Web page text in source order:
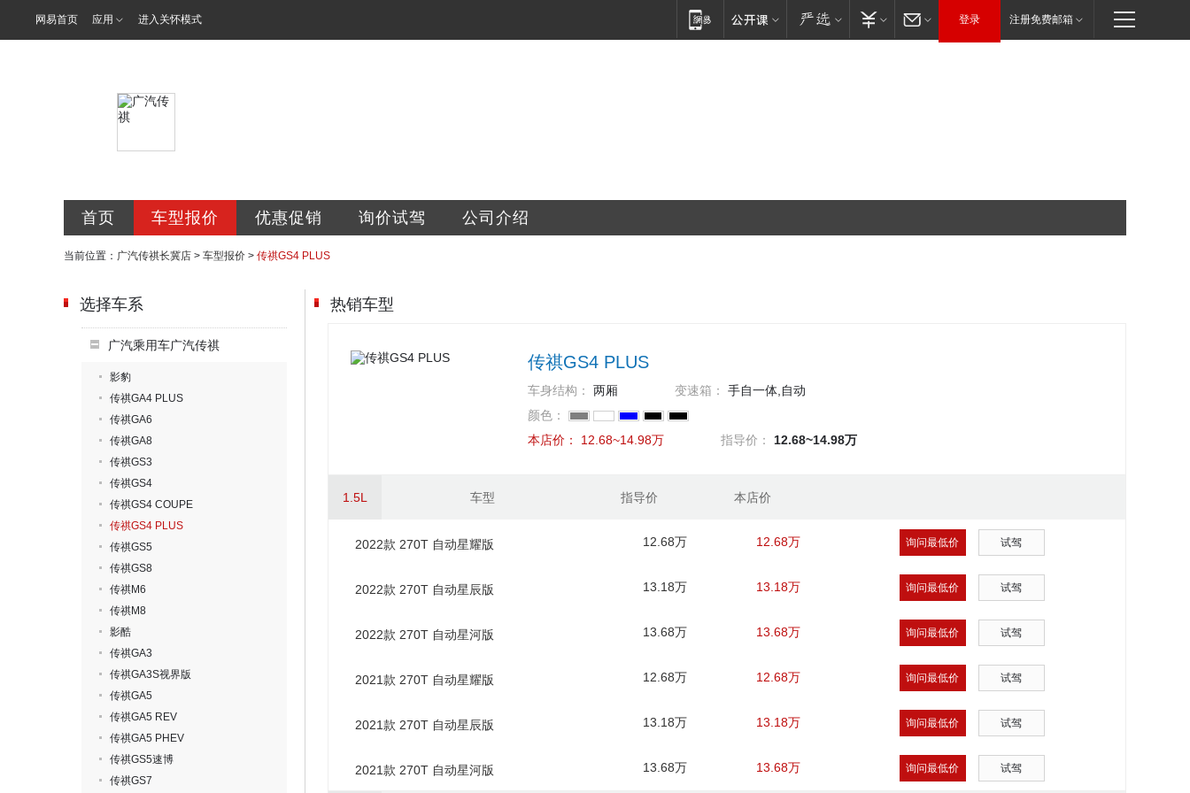
网易首页 应用 进入关怀模式 登录 注册免费邮箱
首页 车型报价 优惠促销 询价试驾 公司介绍
当前位置： 广汽传祺长冀店 > 车型报价 > 传祺GS4 PLUS
选择车系
广汽乘用车广汽传祺
影豹
传祺GA4 PLUS
传祺GA6
传祺GA8
传祺GS3
传祺GS4
传祺GS4 COUPE
传祺GS4 PLUS
传祺GS5
传祺GS8
传祺M6
传祺M8
影酷
传祺GA3
传祺GA3S视界版
传祺GA5
传祺GA5 REV
传祺GA5 PHEV
传祺GS5速博
传祺GS7
热销车型
传祺GS4 PLUS
车身结构： 两厢 变速箱：
手自一体,自动
颜色：
本店价：
12.68~14.98万 指导价： 12.68~14.98万
1.5L 车型 指导价 本店价
2022款 270T 自动星耀版 12.68万 12.68万 询问最低价 试驾
2022款 270T 自动星辰版 13.18万 13.18万 询问最低价 试驾
2022款 270T 自动星河版 13.68万 13.68万 询问最低价 试驾
2021款 270T 自动星耀版 12.68万 12.68万 询问最低价 试驾
2021款 270T 自动星辰版 13.18万 13.18万 询问最低价 试驾
2021款 270T 自动星河版 13.68万 13.68万 询问最低价 试驾